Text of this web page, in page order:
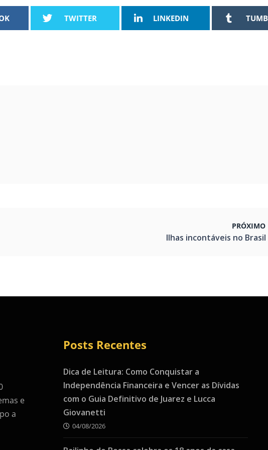
TWITTER LINKEDIN
PRÓXIMO
Ilhas incontáveis no Brasil
e
a
Posts Recentes
Dica de Leitura: Como Conquistar a
Independência Financeira e Vencer as Dívidas
com o Guia Definitivo de Juarez e Lucca
Giovanetti
04/08/2026